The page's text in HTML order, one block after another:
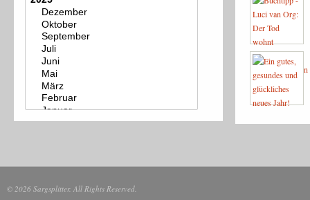
© 2026 Sargsplitter. All Rights Reserved.